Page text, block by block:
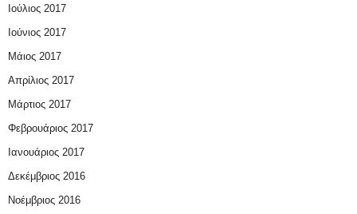
Ιούλιος 2017
Ιούνιος 2017
Μάιος 2017
Απρίλιος 2017
Μάρτιος 2017
Φεβρουάριος 2017
Ιανουάριος 2017
Δεκέμβριος 2016
Νοέμβριος 2016